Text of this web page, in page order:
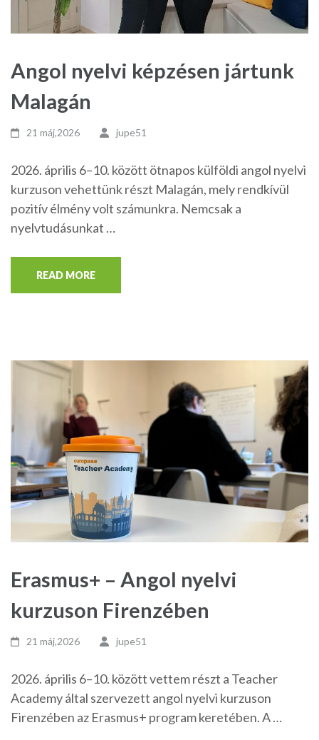
Angol nyelvi képzésen jártunk
Malagán
21 máj,2026 jupe51
2026. április 6–10. között ötnapos külföldi angol nyelvi
kurzuson vehettünk részt Malagán, mely rendkívül
pozitív élmény volt számunkra. Nemcsak a
nyelvtudásunkat …
READ MORE
Erasmus+ – Angol nyelvi
kurzuson Firenzében
21 máj,2026 jupe51
2026. április 6–10. között vettem részt a Teacher
Academy által szervezett angol nyelvi kurzuson
Firenzében az Erasmus+ program keretében. A …